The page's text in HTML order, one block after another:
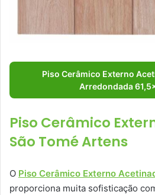
Piso Cerâmico Externo
Arredondada
Piso Cerâmico
São Tomé Artens
O Piso Cerâmico Externo
proporciona muita sofisticação